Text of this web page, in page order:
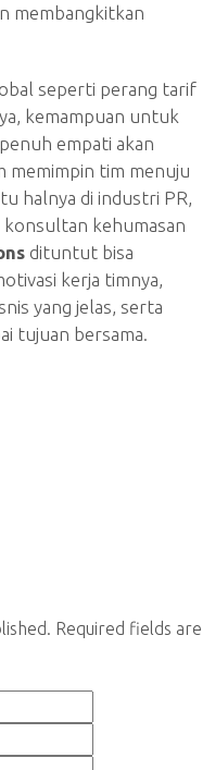
membangkitkan
seperti perang tarif
kemampuan untuk
empati akan
memimpin tim menuju
halnya di industri PR,
konsultan kehumasan
dituntut bisa
kerja timnya,
yang jelas, serta
tujuan bersama.
Required fields are